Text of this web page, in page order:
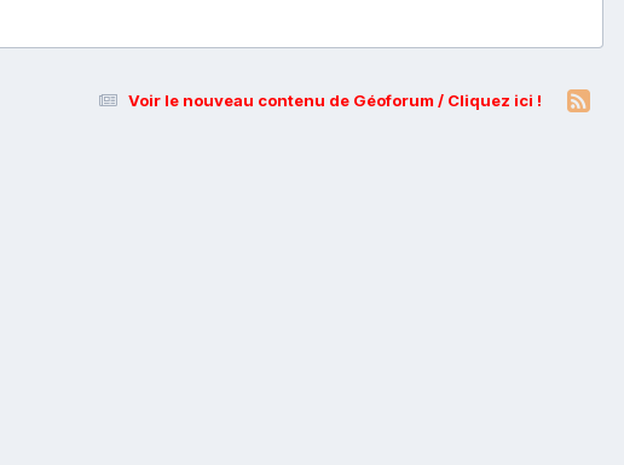
Voir le nouveau contenu de Géoforum / Cliquez ici !